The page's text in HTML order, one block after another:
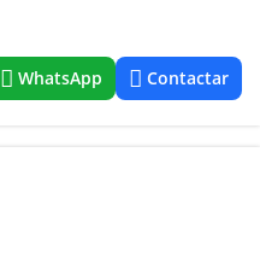
WhatsApp Contactar